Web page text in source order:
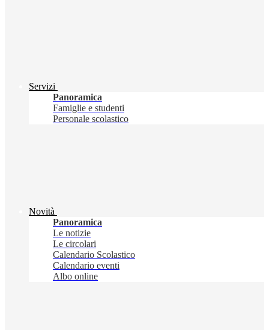
Servizi
Panoramica
Famiglie e studenti
Personale scolastico
Novità
Panoramica
Le notizie
Le circolari
Calendario Scolastico
Calendario eventi
Albo online